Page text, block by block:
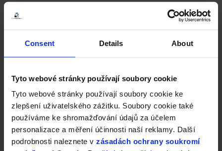
Consent Details About
Tyto webové stránky používají soubory cookie
Tyto webové stránky používají soubory cookie ke
zlepšení uživatelského zážitku. Soubory cookie také
používáme ke shromažďování údajů za účelem
personalizace a měření účinnosti naší reklamy. Další
podrobnosti naleznete v zásadách ochrany soukromí